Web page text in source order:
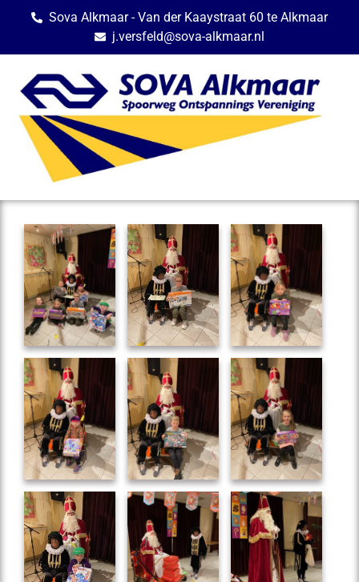
Sova Alkmaar - Van der Kaaystraat 60 te Alkmaar
j.versfeld@sova-alkmaar.nl